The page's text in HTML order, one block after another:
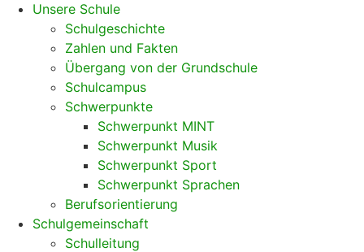
Unsere Schule
Schulgeschichte
Zahlen und Fakten
Übergang von der Grundschule
Schulcampus
Schwerpunkte
Schwerpunkt MINT
Schwerpunkt Musik
Schwerpunkt Sport
Schwerpunkt Sprachen
Berufsorientierung
Schulgemeinschaft
Schulleitung